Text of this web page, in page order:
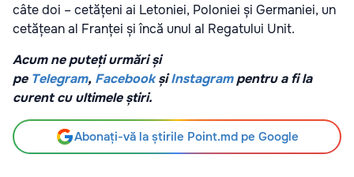
câte doi – cetățeni ai Letoniei, Poloniei și Germaniei, un
cetățean al Franței și încă unul al Regatului Unit.
Acum ne puteți urmări și
pe Telegram, FacebookșiInstagrampentru a fi la
curent cu ultimele știri.
Abonați-vă la știrile Point.md pe Google